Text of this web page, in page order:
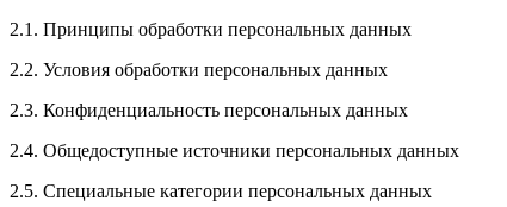
2.1. Принципы обработки персональных данных
2.2. Условия обработки персональных данных
2.3. Конфиденциальность персональных данных
2.4. Общедоступные источники персональных данных
2.5. Специальные категории персональных данных